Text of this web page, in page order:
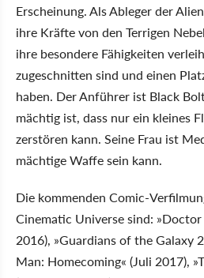
Erscheinung. Als Ableger der
ihre Kräfte von den Terrigen
ihre besondere Fähigkeiten
zugeschnitten sind und einen
haben. Der Anführer ist Black
mächtig ist, dass nur ein kleines
zerstören kann. Seine Frau ist
mächtige Waffe sein kann.
Die kommenden Comic-
Cinematic Universe sind:
2016), »Guardians of the Galaxy
Man: Homecoming« (Juli 2017),